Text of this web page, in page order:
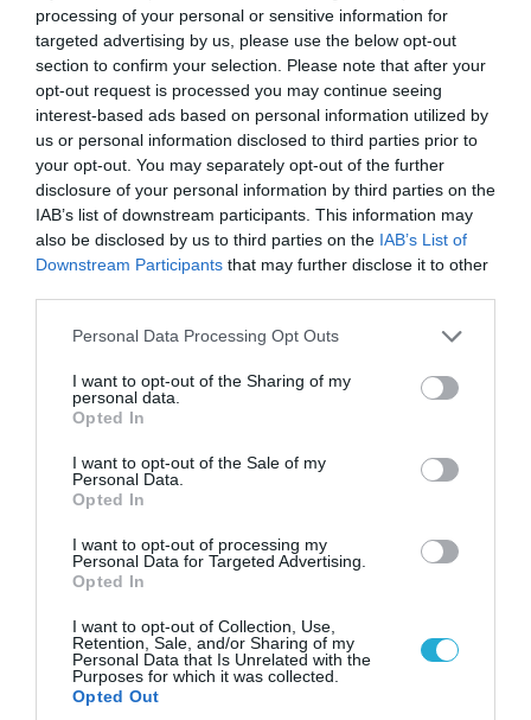
processing of your personal or sensitive information for
targeted advertising by us, please use the below opt-out
section to confirm your selection. Please note that after your
opt-out request is processed you may continue seeing
interest-based ads based on personal information utilized by
us or personal information disclosed to third parties prior to
your opt-out. You may separately opt-out of the further
disclosure of your personal information by third parties on the
IAB’s list of downstream participants. This information may
also be disclosed by us to third parties on the IAB’s List of
Downstream Participants that may further disclose it to other
Please note that this website/app uses one or more Google
not limited to your visit or usage behaviour. You may click to
grant or deny consent to Google and its third-party tags to
use your data for below specified purposes in below Google
consent section.
Personal Data Processing Opt Outs
I want to opt-out of the Sharing of my
personal data.
Opted In
I want to opt-out of the Sale of my
Personal Data.
Opted In
I want to opt-out of processing my
Personal Data for Targeted Advertising.
Opted In
I want to opt-out of Collection, Use,
Retention, Sale, and/or Sharing of my
Personal Data that Is Unrelated with the
Purposes for which it was collected.
Opted Out
«Επιχείρηση ελεύθερα πεζοδρόμια» στην
06.08.2026 | 09:03
«Οι εντελώς αθώοι»: Η ανάρτηση του Αρκά για
τα ζώα που χάθηκαν στις πυρκαγιές της